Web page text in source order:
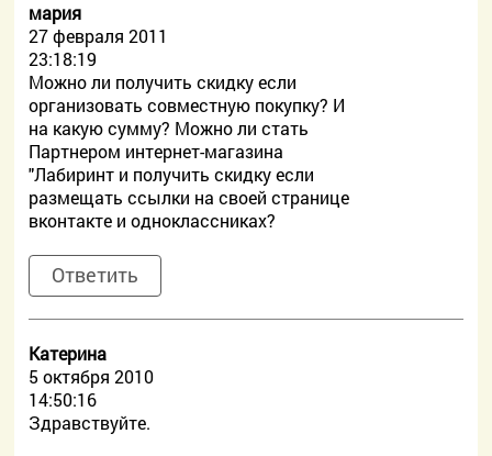
мария
27 февраля 2011
23:18:19
Можно ли получить скидку если
организовать совместную покупку? И
на какую сумму? Можно ли стать
Партнером интернет-магазина
"Лабиринт и получить скидку если
размещать ссылки на своей странице
вконтакте и одноклассниках?
Ответить
Катерина
5 октября 2010
14:50:16
Здравствуйте.